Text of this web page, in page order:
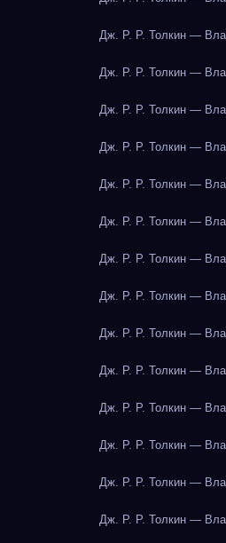
Дж. Р. Р. Толкин —
Дж. Р. Р. Толкин —
Дж. Р. Р. Толкин —
Дж. Р. Р. Толкин —
Дж. Р. Р. Толкин —
Дж. Р. Р. Толкин —
Дж. Р. Р. Толкин —
Дж. Р. Р. Толкин —
Дж. Р. Р. Толкин —
Дж. Р. Р. Толкин —
Дж. Р. Р. Толкин —
Дж. Р. Р. Толкин —
Дж. Р. Р. Толкин —
Дж. Р. Р. Толкин —